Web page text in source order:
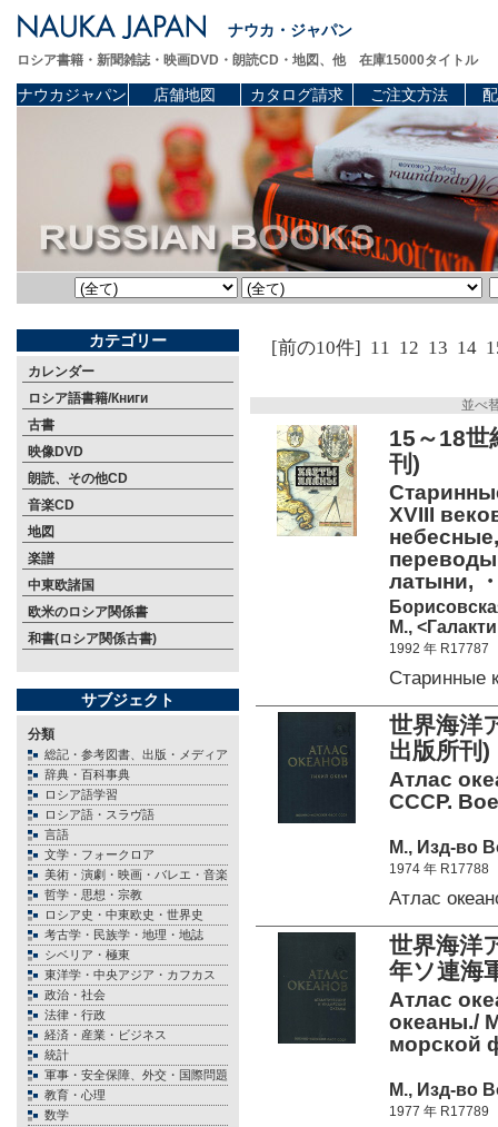
ナウカ・ジャパン
ロシア書籍・新聞雑誌・映画DVD・朗読CD・地図、他 在庫15000タイトル
ナウカジャパン 店舗地図 カタログ請求 ご注文方法
カテゴリー
カレンダー
ロシア語書籍/Книги
古書
映像DVD
朗読、その他CD
音楽CD
地図
楽譜
中東欧諸国
欧米のロシア関係書
和書(ロシア関係古書)
サブジェクト
分類
総記・参考図書、出版・メディア
辞典・百科事典
ロシア語学習
ロシア語・スラヴ語
言語
文学・フォークロア
美術・演劇・映画・バレエ・音楽
哲学・思想・宗教
ロシア史・中東欧史・世界史
考古学・民族学・地理・地誌
シベリア・極東
東洋学・中央アジア・カフカス
政治・社会
法律・行政
経済・産業・ビジネス
統計
軍事・安全保障、外交・国際問題
教育・心理
数学
[前の10件] 11 12 13 14
並べ
15～18
刊)
XVIII
переводы
латыни,
М.,
1992 年 R17787
Старинные
世界海洋
出版所刊)
Атлас
СССР.
М., Изд-во
1974 年 R17788
Атлас
世界海洋
年ソ連海
Атлас
океаны./
морской
М., Изд-во
1977 年 R17789